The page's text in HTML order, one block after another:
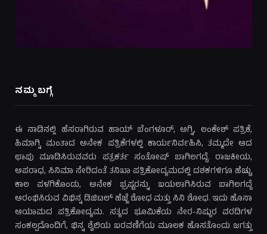
ನಮ್ಮ ಬಗ್ಗೆ
ಈ ನಾಡಿನಲ್ಲಿ ಹೆಸರಾಗಿರುವ ಹಾಯ್ ಬೆಂಗಳೂರ್, ಅಗ್ನಿ, ಲಂಕೇಶ್ ಪತ್ರಿಕೆ,
ಹಿಮಾಗ್ನಿ ಮಂತಾದ ಅನೇಕ ಪತ್ರಿಕೆಗಳಲ್ಲಿ ಕಾರ್ಯನಿರ್ವಹಿಸಿ, ತಮ್ಮದೇ ಆದ
ಛಾಪು ಮೂಡಿಸಿರುವವರು ಪತ್ರಕರ್ತ ಸಂತೋಷ್ ಬಾಗಿಲಗದ್ದೆ. ರಾಜಕೀಯ,
ಅಪರಾಧ, ಸಿನಿಮಾ ಸೇರಿದಂತೆ ತನಿಖಾ ಪತ್ರಿಕೋದ್ಯಮದಲ್ಲಿ ದಶಕಗಳಿಗೂ ಹೆಚ್ಚು
ಕಾಲ ಪಳಗಿಕೊಂಡು, ಅನೇಕ ಭ್ರಷ್ಟರನ್ನು ಬಯಲಾಗಿಸಿರುವ ಬಾಗಿಲಗದ್ದೆ
ಆರಂಭಿಸಿರುವ ವಿಭಿನ್ನ ಡಿಜಿಟಲ್ ಹೆಜ್ಜೆ ಶೋಧ ಮತ್ತು ಸಿನಿ ಶೋಧ. ಇದು ಹೊಸಾ
ಆಯಾಮದ ಪತ್ರಿಕೋದ್ಯಮ. ಸತ್ಯದ ಭೂಮಿಕೆಯ ನೇರ-ನಿಷ್ಠುರ ವರದಿಗಳ
ಸಂಕಲ್ಪದೊಂದಿಗೆ, ಭಿನ್ನ ಶೈಲಿಯ ಬರವಣಿಗೆಯ ಮೂಲಕ ಹೊಸತೊಂದು ಜಗತ್ತು